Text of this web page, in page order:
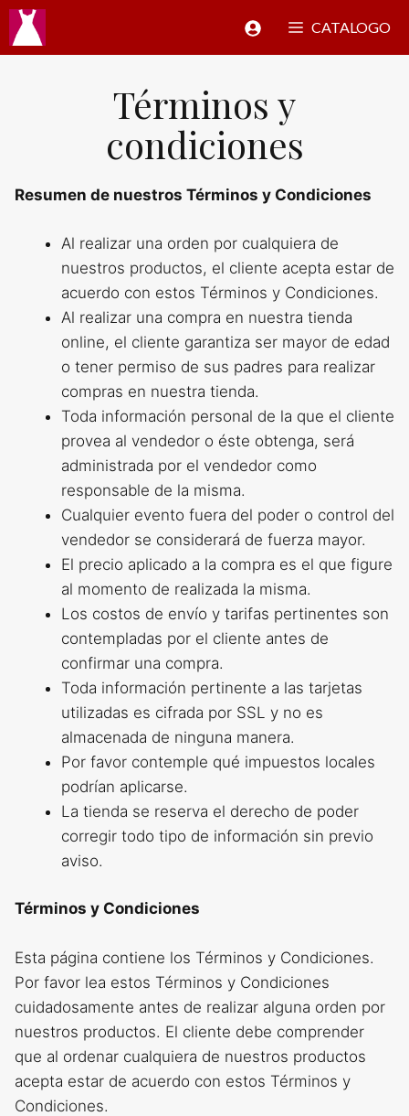
Saltar
contenido
CATALOGO
Términos y
condiciones
Resumen de nuestros Términos y Condiciones
Al realizar una orden por cualquiera de
nuestros productos, el cliente acepta estar de
acuerdo con estos Términos y Condiciones.
Al realizar una compra en nuestra tienda
online, el cliente garantiza ser mayor de edad
o tener permiso de sus padres para realizar
compras en nuestra tienda.
Toda información personal de la que el cliente
provea al vendedor o éste obtenga, será
administrada por el vendedor como
responsable de la misma.
Cualquier evento fuera del poder o control del
vendedor se considerará de fuerza mayor.
El precio aplicado a la compra es el que figure
al momento de realizada la misma.
Los costos de envío y tarifas pertinentes son
contempladas por el cliente antes de
confirmar una compra.
Toda información pertinente a las tarjetas
utilizadas es cifrada por SSL y no es
almacenada de ninguna manera.
Por favor contemple qué impuestos locales
podrían aplicarse.
La tienda se reserva el derecho de poder
corregir todo tipo de información sin previo
aviso.
Términos y Condiciones
Esta página contiene los Términos y Condiciones.
Por favor lea estos Términos y Condiciones
cuidadosamente antes de realizar alguna orden por
nuestros productos. El cliente debe comprender
que al ordenar cualquiera de nuestros productos
acepta estar de acuerdo con estos Términos y
Condiciones.